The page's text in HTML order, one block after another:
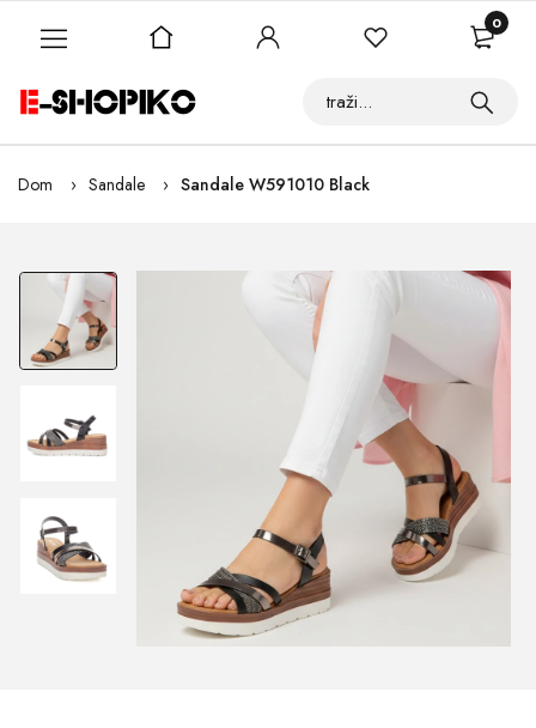
Dom Sandale Sandale W591010 Black
0